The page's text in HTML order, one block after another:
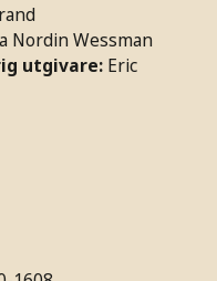
Nordin Wessman
utgivare: Eric